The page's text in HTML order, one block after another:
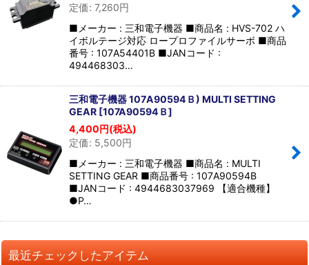
定価: 7,260円
■メーカー : 三和電子機器 ■商品名 : HVS-702 ハ
イボルテージ対応 ロープロファイルサーボ ■商品
番号 : 107A54401B ■JANコード :
494468303…
三和電子機器 107A90594Ｂ) MULTI SETTING
GEAR [107A90594Ｂ]
4,400円(税込)
定価: 5,500円
■メーカー : 三和電子機器 ■商品名 : MULTI
SETTING GEAR ■商品番号 : 107A90594B
■JANコード : 4944683037969 【適合機種】
●P…
最近チェックしたアイテム